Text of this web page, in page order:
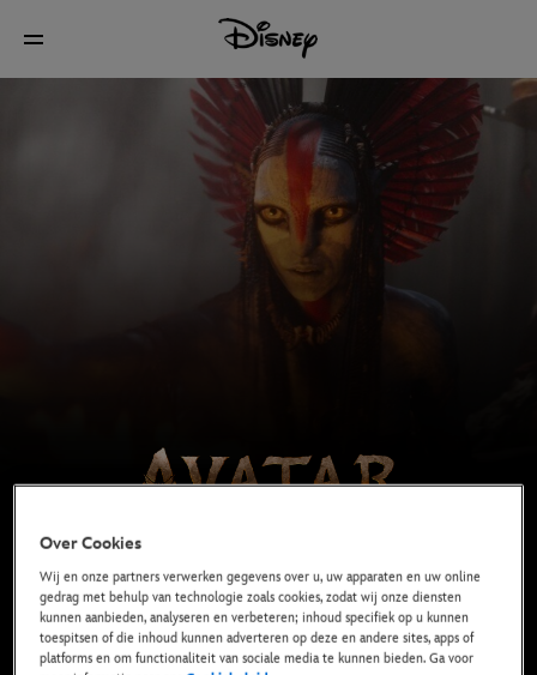
Nu beschikbaar op Disney+* & Digitaal
BEKIJK OP DISNEY+
Over Cookies
Wij en onze partners verwerken gegevens over u, uw apparaten en uw online
gedrag met behulp van technologie zoals cookies, zodat wij onze diensten
kunnen aanbieden, analyseren en verbeteren; inhoud specifiek op u kunnen
toespitsen of die inhoud kunnen adverteren op deze en andere sites, apps of
platforms en om functionaliteit van sociale media te kunnen bieden. Ga voor